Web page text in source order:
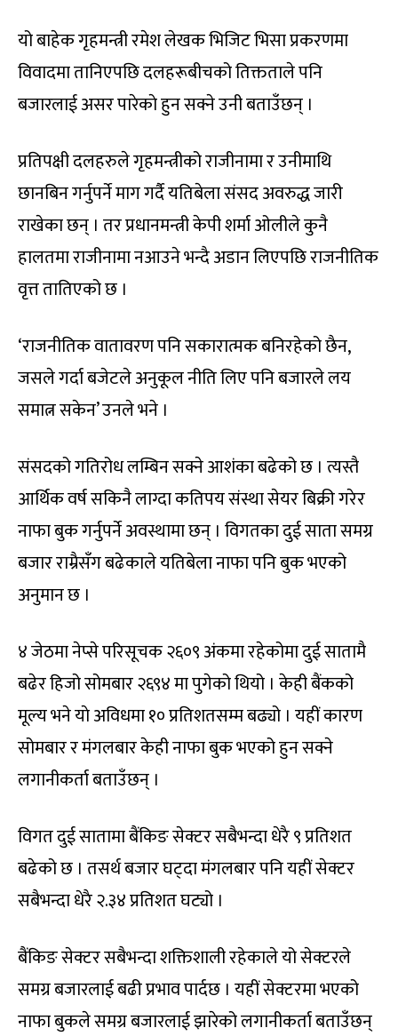
यो बाहेक गृहमन्त्री रमेश लेखक भिजिट भिसा प्रकरणमा
विवादमा तानिएपछि दलहरूबीचको तिक्तताले पनि
बजारलाई असर पारेकाे हुन सक्ने उनी बताउँछन् ।
प्रतिपक्षी दलहरुले गृहमन्त्रीको राजीनामा र उनीमाथि
छानबिन गर्नुपर्ने माग गर्दै यतिबेला संसद अवरुद्ध जारी
राखेका छन् । तर प्रधानमन्त्री केपी शर्मा ओलीले कुनै
हालतमा राजीनामा नआउने भन्दै अडान लिएपछि राजनीतिक
वृत्त तातिएको छ ।
‘राजनीतिक वातावरण पनि सकारात्मक बनिरहेको छैन,
जसले गर्दा बजेटले अनुकूल नीति लिए पनि बजारले लय
समात्न सकेन’ उनले भने ।
संसदको गतिरोध लम्बिन सक्ने आशंका बढेको छ । त्यस्तै
आर्थिक वर्ष सकिनै लाग्दा कतिपय संस्था सेयर बिक्री गरेर
नाफा बुक गर्नुपर्ने अवस्थामा छन् । विगतका दुई साता समग्र
बजार राम्रैसँग बढेकाले यतिबेला नाफा पनि बुक भएको
अनुमान छ ।
४ जेठमा नेप्से परिसूचक २६०९ अंकमा रहेकोमा दुई सातामै
बढेर हिजो सोमबार २६९४ मा पुगेको थियो । केही बैंकको
मूल्य भने याे अविधमा १० प्रतिशतसम्म बढ्यो । यहीं कारण
सोमबार र मंगलबार केही नाफा बुक भएको हुन सक्ने
लगानीकर्ता बताउँछन् ।
विगत दुई सातामा बैंकिङ सेक्टर सबैभन्दा धेरै ९ प्रतिशत
बढेको छ । तसर्थ बजार घट्दा मंगलबार पनि यहीं सेक्टर
सबैभन्दा धेरै २.३४ प्रतिशत घट्यो ।
बैंकिङ सेक्टर सबैभन्दा शक्तिशाली रहेकाले यो सेक्टरले
समग्र बजारलाई बढी प्रभाव पार्दछ । यहीं सेक्टरमा भएको
नाफा बुकले समग्र बजारलाई झारेको लगानीकर्ता बताउँछन्